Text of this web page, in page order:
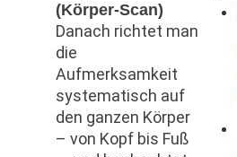
(Körper-Scan)
Danach richtet man
die
Aufmerksamkeit
systematisch auf
den ganzen Körper
– von Kopf bis Fuß